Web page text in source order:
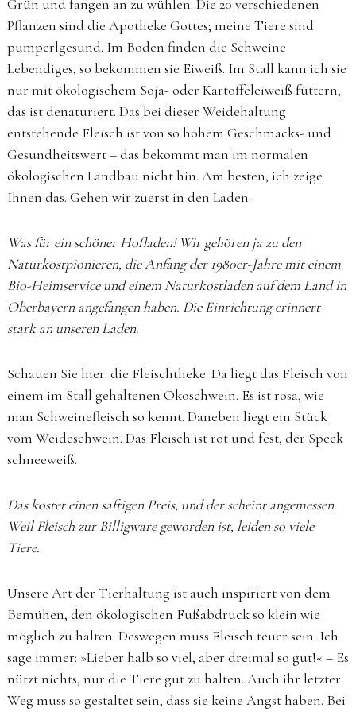
Grün und fangen an zu wühlen. Die 20 verschiedenen
Pflanzen sind die Apotheke Gottes; meine Tiere sind
pumperlgesund. Im Boden finden die Schweine
Lebendiges, so bekommen sie Eiweiß. Im Stall kann ich sie
nur mit ökologischem Soja- oder Kartoffeleiweiß füttern;
das ist denaturiert. Das bei dieser Weidehaltung
entstehende Fleisch ist von so hohem Geschmacks- und
Gesundheitswert – das bekommt man im normalen
ökologischen Landbau nicht hin. Am besten, ich zeige
Ihnen das. Gehen wir zuerst in den Laden.
Was für ein schöner Hofladen! Wir gehören ja zu den
Naturkostpionieren, die Anfang der 1980er-Jahre mit einem
Bio-Heimservice und einem Naturkostladen auf dem Land in
Oberbayern angefangen haben. Die Einrichtung erinnert
stark an unseren Laden.
Schauen Sie hier: die Fleischtheke. Da liegt das Fleisch von
einem im Stall gehaltenen Ökoschwein. Es ist rosa, wie
man Schweinefleisch so kennt. Daneben liegt ein Stück
vom Weideschwein. Das Fleisch ist rot und fest, der Speck
schneeweiß.
Das kostet einen saftigen Preis, und der scheint angemessen.
Weil Fleisch zur Billigware geworden ist, leiden so viele
Tiere.
Unsere Art der Tierhaltung ist auch inspiriert von dem
Bemühen, den ökologischen Fußabdruck so klein wie
möglich zu halten. Deswegen muss Fleisch teuer sein. Ich
sage immer: »Lieber halb so viel, aber dreimal so gut!« – Es
nützt nichts, nur die Tiere gut zu halten. Auch ihr letzter
Weg muss so gestaltet sein, dass sie keine Angst haben. Bei